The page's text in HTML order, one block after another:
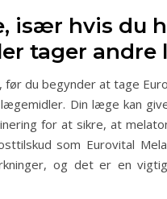
især hvis du
tager
du begynder at tage
Din læge kan
for at sikre, at
som Eurovital
og det er en